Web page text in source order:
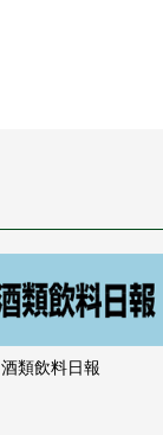
酒類飲料日報